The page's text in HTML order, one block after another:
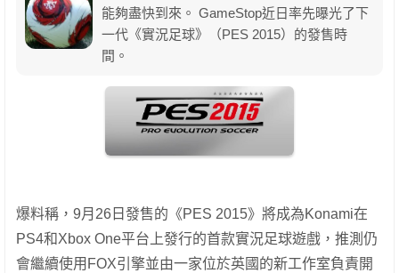
能夠盡快到來。 GameStop近日率先曝光了下
一代《實況足球》（PES 2015）的發售時
間。
爆料稱，9月26日發售的《PES 2015》將成為Konami在
PS4和Xbox One平台上發行的首款實況足球遊戲，推測仍
會繼續使用FOX引擎並由一家位於英國的新工作室負責開